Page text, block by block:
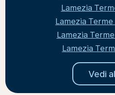
Lamezia
Lamezia
Lamezia
Lamezia
Vedi